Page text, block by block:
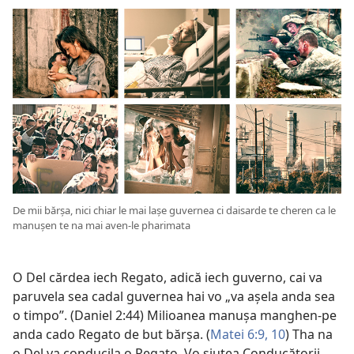
De mii bărșa, nici chiar le mai lașe guvernea ci daisarde te cheren ca le
manușen te na mai aven-le pharimata
O Del cărdea iech Regato, adică iech guverno, cai va
paruvela sea cadal guvernea hai vo „va așela anda sea
o timpo”. (Daniel 2:44) Milioanea manușa manghen-pe
anda cado Regato de but bărșa. (Matei 6:9, 10) Tha na